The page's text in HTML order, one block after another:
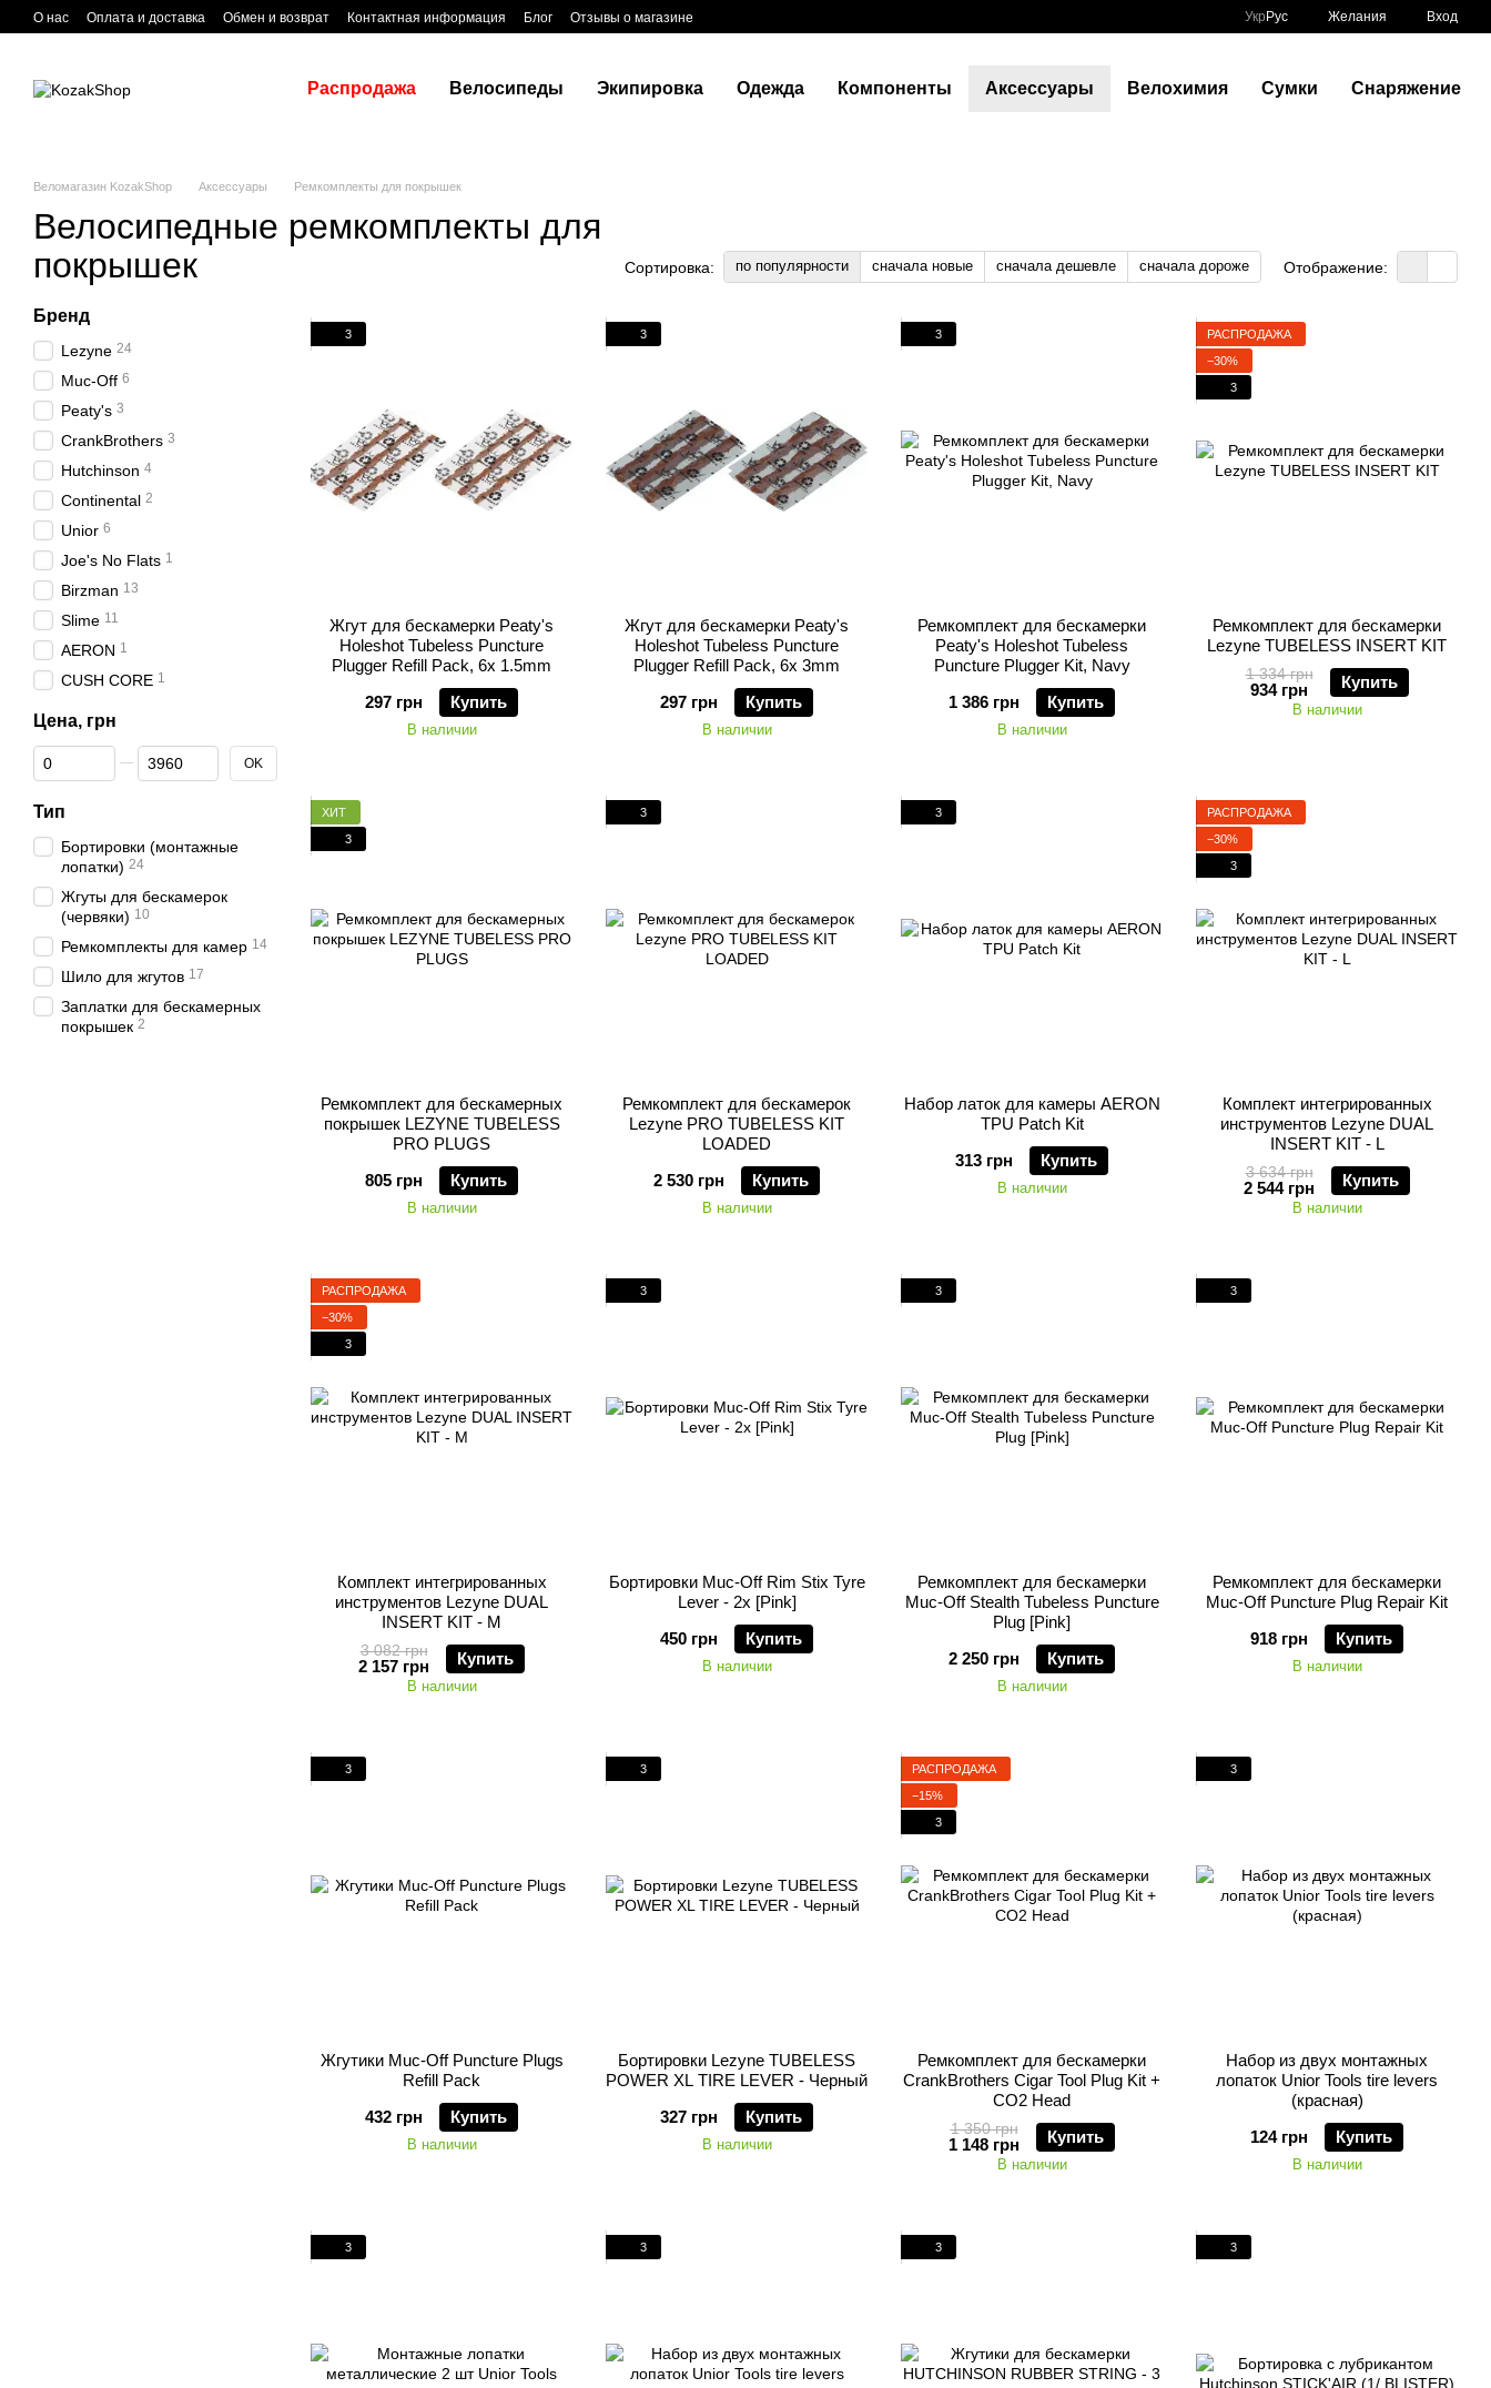
Перейти к основному контенту
О нас Оплата и доставка Обмен и возврат Контактная информация Блог Отзывы о магазине Укр Рус Желания Вход
Распродажа Велосипеды Экипировка Одежда Компоненты Аксессуары Велохимия Сумки Снаряжение
Веломагазин KozakShop Аксессуары Ремкомплекты для покрышек
Велосипедные ремкомплекты для
покрышек
Сортировка: по популярности сначала новые сначала дешевле сначала дороже Отображение:
3
Жгут для бескамерки Peaty's
Holeshot Tubeless Puncture
Plugger Refill Pack, 6х 1.5mm
297 грн
Купить
В наличии
3
Жгут для бескамерки Peaty's
Holeshot Tubeless Puncture
Plugger Refill Pack, 6x 3mm
297 грн
Купить
В наличии
3
Ремкомплект для бескамерки
Peaty's Holeshot Tubeless
Puncture Plugger Kit, Navy
1 386 грн
Купить
В наличии
РАСПРОДАЖА
−30%
3
Ремкомплект для бескамерки
Lezyne TUBELESS INSERT KIT
1 334 грн
934 грн Купить
В наличии
ХИТ
3
Ремкомплект для бескамерных
покрышек LEZYNE TUBELESS
PRO PLUGS
805 грн
Купить
В наличии
3
Ремкомплект для беcкамерок
Lezyne PRO TUBELESS KIT
LOADED
2 530 грн
Купить
В наличии
3
Набор латок для камеры AERON
TPU Patch Kit
313 грн
Купить
В наличии
РАСПРОДАЖА
−30%
3
Комплект интегрированных
инструментов Lezyne DUAL
INSERT KIT - L
3 634 грн
2 544 грн Купить
В наличии
РАСПРОДАЖА
−30%
3
Комплект интегрированных
инструментов Lezyne DUAL
INSERT KIT - M
3 082 грн
2 157 грн Купить
В наличии
3
Бортировки Muc-Off Rim Stix Tyre
Lever - 2x [Pink]
450 грн
Купить
В наличии
3
Ремкомплект для бескамерки
Muc-Off Stealth Tubeless Puncture
Plug [Pink]
2 250 грн
Купить
В наличии
3
Ремкомплект для бескамерки
Muc-Off Puncture Plug Repair Kit
918 грн
Купить
В наличии
3
Жгутики Muc-Off Puncture Plugs
Refill Pack
432 грн
Купить
В наличии
3
Бортировки Lezyne TUBELESS
POWER XL TIRE LEVER - Черный
327 грн
Купить
В наличии
РАСПРОДАЖА
−15%
3
Ремкомплект для бескамерки
CrankBrothers Cigar Tool Plug Kit +
CO2 Head
1 350 грн
1 148 грн Купить
В наличии
3
Набор из двух монтажных
лопаток Unior Tools tire levers
(красная)
124 грн
Купить
В наличии
3 3 3 3
Бренд
Lezyne 24
Muc-Off 6
Peaty's 3
CrankBrothers 3
Hutchinson 4
Continental 2
Unior 6
Joe's No Flats 1
Birzman 13
Slime 11
AERON 1
CUSH CORE 1
Цена, грн
От Цена, грн
До Цена, грн OK
Тип
Бортировки (монтажные
лопатки) 24
Жгуты для бескамерок
(червяки) 10
Ремкомплекты для камер 14
Шило для жгутов 17
Заплатки для бескамерных
покрышек 2